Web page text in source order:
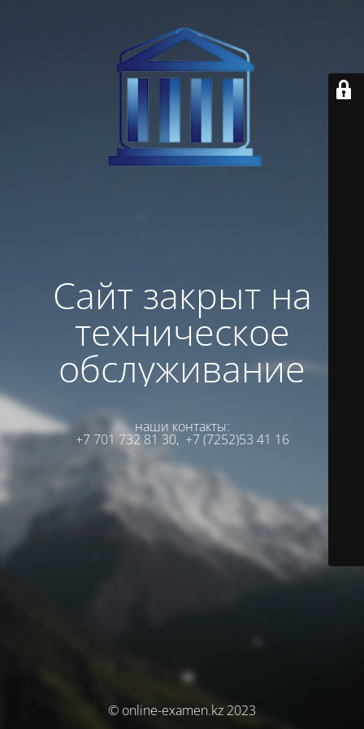
Сайт закрыт на
техническое
обслуживание
наши контакты:
+7 701 732 81 30, +7 (7252)53 41 16
© online-examen.kz 2023